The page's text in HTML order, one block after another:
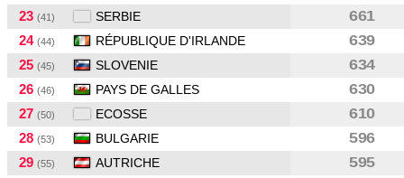
23 (41) SERBIE
661
24 (44) RÉPUBLIQUE D'IRLANDE
639
25 (45) SLOVENIE
634
26 (46) PAYS DE GALLES
630
27 (50) ECOSSE
610
28 (53) BULGARIE
596
29 (55) AUTRICHE
595